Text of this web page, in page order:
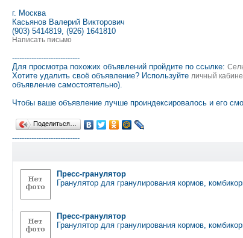
г. Москва
Касьянов Валерий Викторович
(903) 5414819, (926) 1641810
Написать письмо
----------------------------
Для просмотра похожих объявлений пройдите по ссылке:
Хотите удалить своё объявление? Используйте личный
объявление самостоятельно).
Чтобы ваше объявление лучше проиндексировалось и его
Поделиться…
----------------------------
Пресс-гранулятор
Гранулятор для гранулирования кормов,
Пресс-гранулятор
Гранулятор для гранулирования кормов,